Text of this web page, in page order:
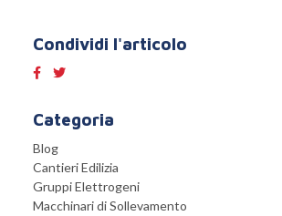
Condividi l'articolo
Categoria
Blog
Cantieri Edilizia
Gruppi Elettrogeni
Macchinari di Sollevamento